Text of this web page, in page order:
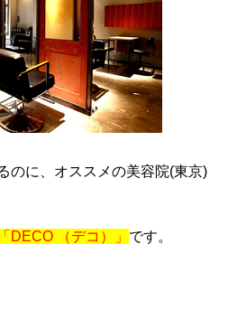
のに、オススメの美容院(東京)
「DECO （デコ） 」 です。